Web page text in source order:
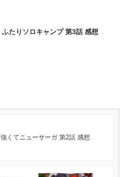
ふたりソロキャンプ 第3話 感想
強くてニューサーガ 第2話 感想